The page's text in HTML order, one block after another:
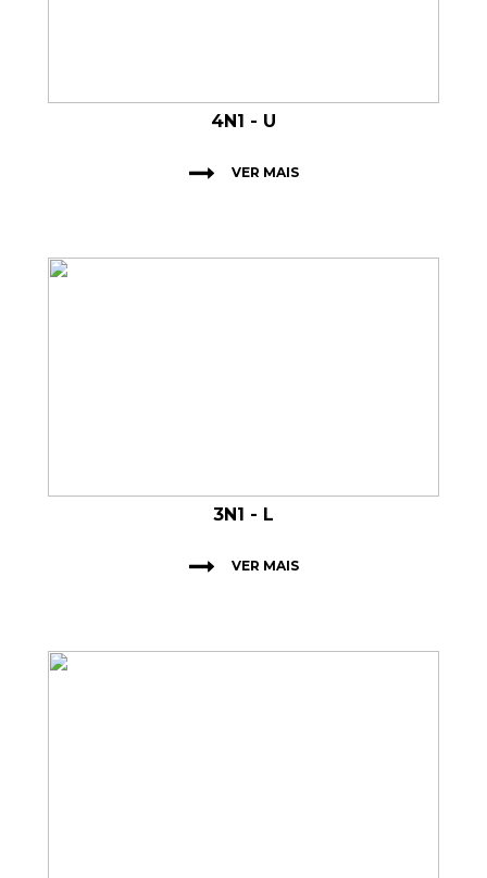
4N1 - U
VER MAIS
3N1 - L
VER MAIS